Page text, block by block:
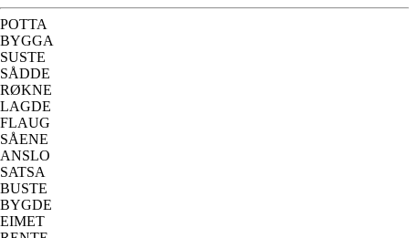
POTTA
BYGGA
SUSTE
SÅDDE
RØKNE
LAGDE
FLAUG
SÅENE
ANSLO
SATSA
BUSTE
BYGDE
EIMET